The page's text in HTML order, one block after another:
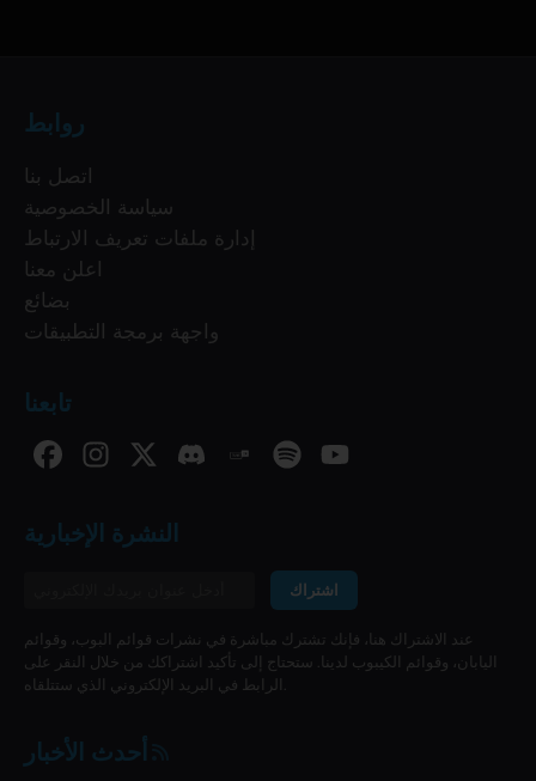
روابط
اتصل بنا
سياسة الخصوصية
إدارة ملفات تعريف الارتباط
اعلن معنا
بضائع
واجهة برمجة التطبيقات
تابعنا
النشرة الإخبارية
اشتراك
عند الاشتراك هنا، فإنك تشترك مباشرة في نشرات قوائم البوب، وقوائم
اليابان، وقوائم الكيبوب لدينا. ستحتاج إلى تأكيد اشتراكك من خلال النقر على
الرابط في البريد الإلكتروني الذي ستتلقاه.
أحدث الأخبار